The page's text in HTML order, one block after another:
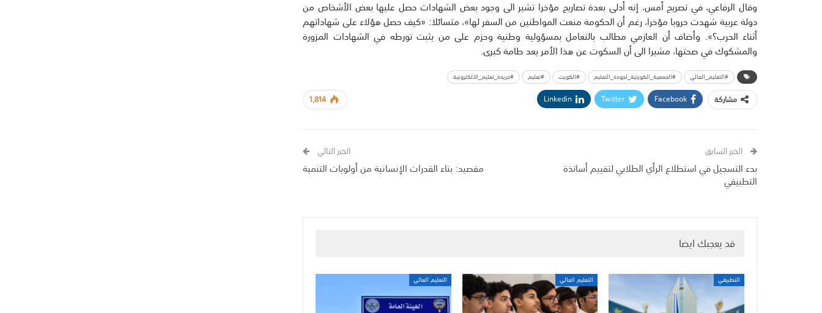
وقال الرفاعي، في تصريح أمس، إنه أدلى بعدة تصاريح مؤخرا تشير الى وجود بعض الشهادات حصل عليها بعض الأشخاص من
دولة عربية شهدت حروبا مؤخرا، رغم أن الحكومة منعت المواطنين من السفر لها»، متسائلا: «كيف حصل هؤلاء على شهاداتهم
أثناء الحرب؟». وأضاف أن العازمي مطالب بالتعامل بمسؤولية وطنية وحزم على من يثبت تورطه في الشهادات المزورة
والمشكوك في صحتها، مشيرا الى أن السكوت عن هذا الأمر يعد طامة كبرى.
#التعليم_العالي #الجمعية_الكويتية_لجودة_التعليم #الكويت #تعليم #جريدة_تعليم_الالكترونية
1,814 مشاركة Facebook
Twitter
Linkedin
الخبر السابق
بدء التسجيل في استطلاع الرأي الطلابي لتقييم أساتذة
التطبيقي
الخبر التالي
مقصيد: بناء القدرات الإنسانية من أولويات التنمية
قد يعجبك ايضا
التطبيقي التعليم العالي التعليم العالي